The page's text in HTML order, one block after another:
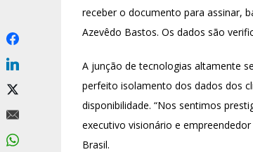
receber o documento para assinar,
Azevêdo Bastos. Os dados são
A junção de tecnologias altamente
perfeito isolamento dos dados dos
disponibilidade. “Nos sentimos
executivo visionário e
Brasil.